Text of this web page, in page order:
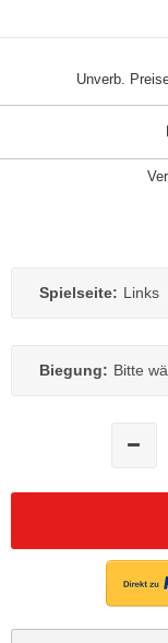
Unverb.
Spielseite: Links
Biegung: Bitte